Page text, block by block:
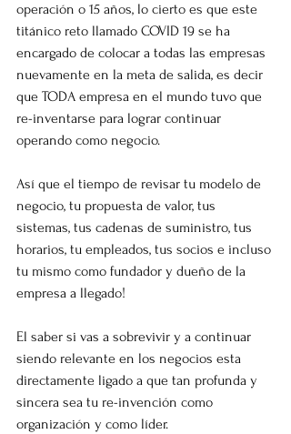
operación o 15 años, lo cierto es que este
titánico reto llamado COVID 19 se ha
encargado de colocar a todas las empresas
nuevamente en la meta de salida, es decir
que TODA empresa en el mundo tuvo que
re-inventarse para lograr continuar
operando como negocio.
Así que el tiempo de revisar tu modelo de
negocio, tu propuesta de valor, tus
sistemas, tus cadenas de suministro, tus
horarios, tu empleados, tus socios e incluso
tu mismo como fundador y dueño de la
empresa a llegado!
El saber si vas a sobrevivir y a continuar
siendo relevante en los negocios esta
directamente ligado a que tan profunda y
sincera sea tu re-invención como
organización y como líder.